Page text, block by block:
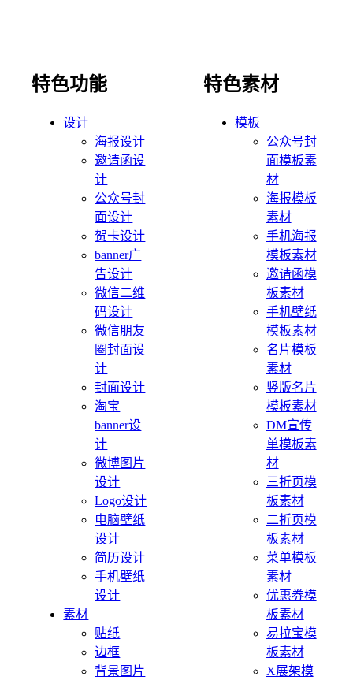
特色功能
设计
海报设计
邀请函设
计
公众号封
面设计
贺卡设计
banner广
告设计
微信二维
码设计
微信朋友
圈封面设
计
封面设计
淘宝
banner设
计
微博图片
设计
Logo设计
电脑壁纸
设计
简历设计
手机壁纸
设计
素材
贴纸
边框
背景图片
特色素材
模板
公众号封
面模板素
材
海报模板
素材
手机海报
模板素材
邀请函模
板素材
手机壁纸
模板素材
名片模板
素材
竖版名片
模板素材
DM宣传
单模板素
材
三折页模
板素材
二折页模
板素材
菜单模板
素材
优惠券模
板素材
易拉宝模
板素材
X展架模